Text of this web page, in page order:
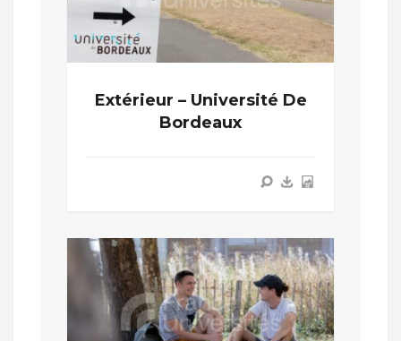
Extérieur – Université De
Bordeaux